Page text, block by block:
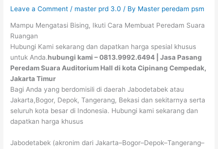
Leave a Comment / master prd 3.0 / By Master peredam psm
Mampu Mengatasi Bising, Ikuti Cara Membuat Peredam Suara
Ruangan
Hubungi Kami sekarang dan dapatkan harga spesial khusus
untuk Anda.hubungi kami – 0813.9992.6494 | Jasa Pasang
Peredam Suara Auditorium Hall di kota Cipinang Cempedak,
Jakarta Timur
Bagi Anda yang berdomisili di daerah Jabodetabek atau
Jakarta,Bogor, Depok, Tangerang, Bekasi dan sekitarnya serta
seluruh kota besar di Indonesia. Hubungi kami sekarang dan
dapatkan harga khusus
Jabodetabek (akronim dari Jakarta–Bogor–Depok–Tangerang–